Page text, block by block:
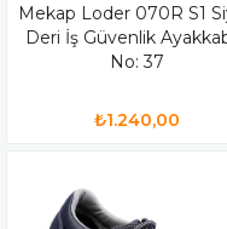
Mekap Loder 070R S1
Deri İş Güvenlik
No: 37
₺1.240,00